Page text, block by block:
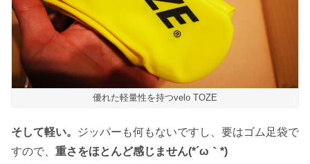
優れた軽量性を持つvelo TOZE
そして軽い。
ジッパーも何もないですし、要はゴム足袋で
すので、 重さをほとんど感じません(*´ω｀*)